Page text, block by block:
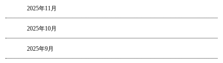
2025年11月
2025年10月
2025年9月